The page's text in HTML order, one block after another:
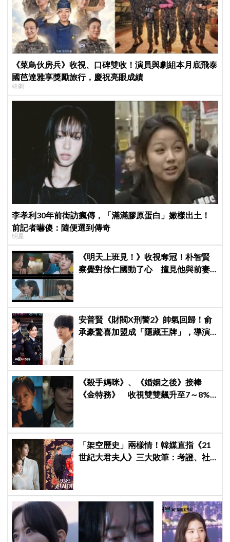
《菜鳥伙房兵》收視、口碑雙收！演員與劇組本月底飛泰
國芭達雅享獎勵旅行，慶祝亮眼成績
韓劇
李孝利30年前街訪瘋傳，「滿滿膠原蛋白」嫩樣出土！
前記者嚇傻：隨便選到傳奇
明星
《明天上班見！》收視奪冠！朴智賢
察覺對徐仁國動了心 撞見他與前妻
安普賢《財閥X刑警2》帥氣回歸！俞
承豪驚喜加盟成「隱藏王牌」，導演
《殺手媽咪》、《婚姻之後》接棒
《金特務》 收視雙雙飆升至7～8%
「架空歷史」兩樣情！韓媒直指《21
世紀大君夫人》三大敗筆：考證、社